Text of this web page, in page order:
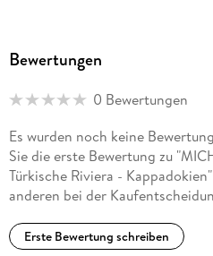
Preisen oder eine nette
lassen einen nicht im Stich. Auf
die beiden Autoren die Region
dabei viele Informationen
Prima Türkei - Deutsche
"Gabriele Tröger und Michael
beachtliches Reiseführerwerk
Winkel unberücksichtigt lässt
Bewertungen
0 Bewertungen
Es wurden noch keine
Sie die erste Bewertung zu
Türkische Riviera -
anderen bei der
Erste Bewertung schreiben